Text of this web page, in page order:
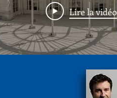
Lire la vidéo